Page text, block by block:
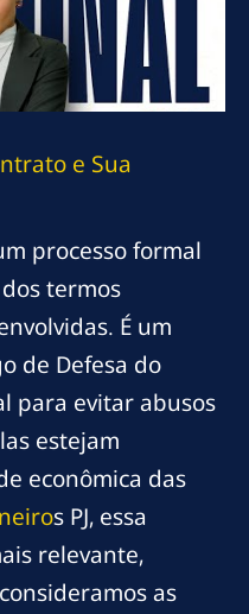
e Sua
processo formal
termos
É um
de Defesa do
para evitar abusos
estejam
econômica das
s PJ, essa
relevante,
as